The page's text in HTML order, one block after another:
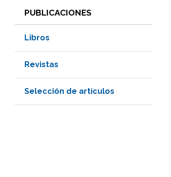
PUBLICACIONES
Libros
Revistas
Selección de artículos